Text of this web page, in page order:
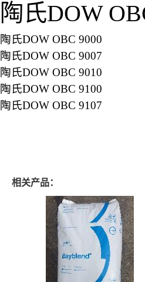
陶氏DOW
陶氏DOW OBC 9000
陶氏DOW OBC 9007
陶氏DOW OBC 9010
陶氏DOW OBC 9100
陶氏DOW OBC 9107
相关产品：